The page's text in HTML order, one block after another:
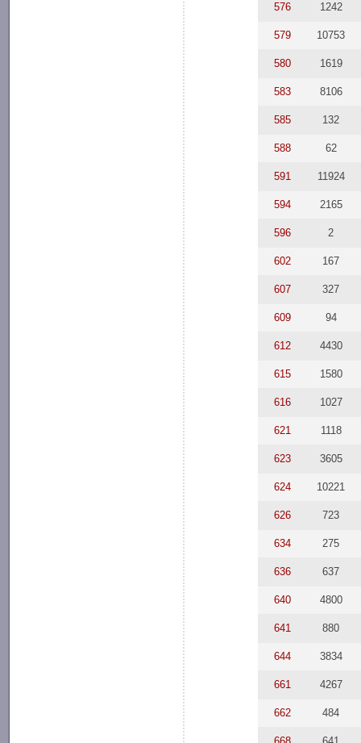
576 1242
579 10753
580 1619
583 8106
585 132
588 62
591 11924
594 2165
596 2
602 167
607 327
609 94
612 4430
615 1580
616 1027
621 1118
623 3605
624 10221
626 723
634 275
636 637
640 4800
641 880
644 3834
661 4267
662 484